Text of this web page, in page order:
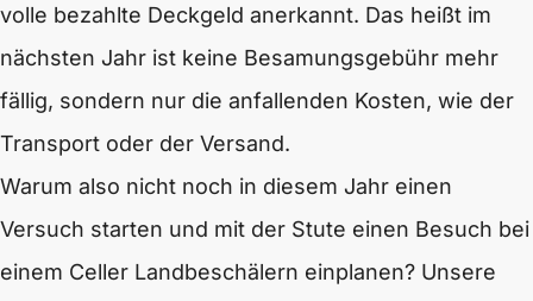
volle bezahlte Deckgeld anerkannt. Das heißt im
nächsten Jahr ist keine Besamungsgebühr mehr
fällig, sondern nur die anfallenden Kosten, wie der
Transport oder der Versand.
Warum also nicht noch in diesem Jahr einen
Versuch starten und mit der Stute einen Besuch bei
einem Celler Landbeschälern einplanen? Unsere